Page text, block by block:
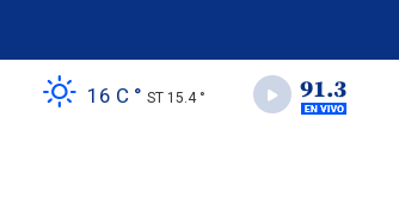
16 C ° ST 15.4 °